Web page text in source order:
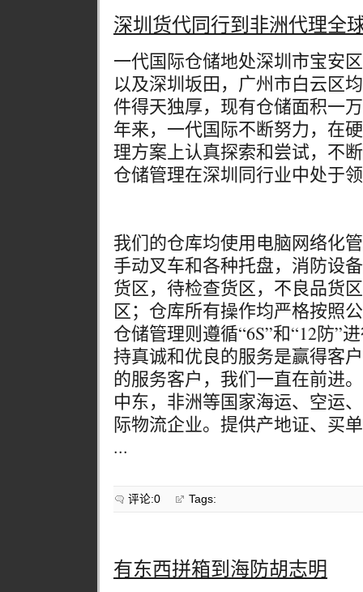
深圳货代同行到非洲代理全
一代国际仓储地处深圳市宝安
以及深圳坂田，广州市白云区
件得天独厚，现有仓储面积一
年来，一代国际不断努力，在
理方案上认真探索和尝试，不
仓储管理在深圳同行业中处于
我们的仓库均使用电脑网络化
手动叉车和各种托盘，消防设
货区，待检查货区，不良品货
区；仓库所有操作均严格按照
仓储管理则遵循“6S”和“12防”
持真诚和优良的服务是赢得客
的服务客户，我们一直在前进
中东，非洲等国家海运、空运
际物流企业。提供产地证、买
...
评论:0 Tags:
有东西拼箱到海防胡志明